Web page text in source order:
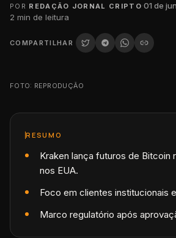
POR REDAÇÃO JORNAL CRIPTO·01 de
2 min de leitura
COMPARTILHAR
FOTO: REPRODUÇÃO
RESUMO
Kraken lança futuros de Bitcoin
nos EUA.
Foco em clientes institucionais
Marco regulatório após